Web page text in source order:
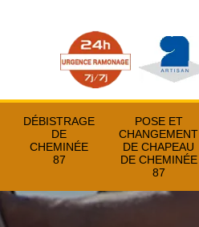
DÉBISTRAGE
DE
CHEMINÉE
87
POSE ET
CHANGEMENT
DE CHAPEAU
DE CHEMINÉE
87